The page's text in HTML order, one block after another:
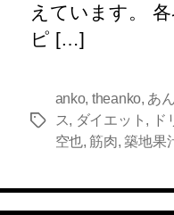
えています。
ピ […]
タ
anko, theanko, あ
ス, ダイエット , ド
空也,筋肉,築地果